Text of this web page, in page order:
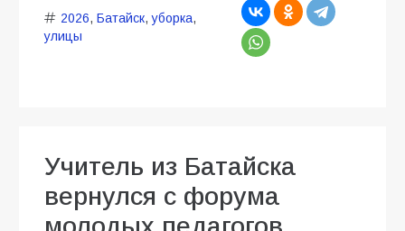
2026, Батайск,уборка,
улицы
Учитель из Батайска
вернулся с форума